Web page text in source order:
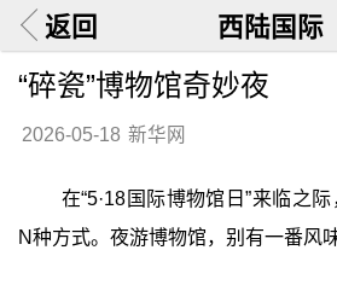
返回 西陆国际
“碎瓷”博物馆奇妙夜
2026-05-18 新华网
在“5·18国际博物馆日”来临之
N种方式。夜游博物馆，别有一番风味